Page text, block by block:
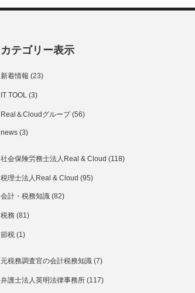
カテゴリー表示
新着情報 (23)
IT TOOL (3)
Real＆Cloudグループ(56)
news (3)
社会保険労務士法人Real & Cloud (118)
税理士法人Real & Cloud (95)
会計・税務知識 (82)
税務 (81)
節税 (1)
元税務調査官の会計税務知識 (7)
弁護士法人英明法律事務所 (117)